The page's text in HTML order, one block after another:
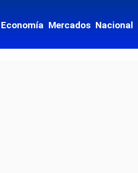
Economía Mercados Nacional
Email
Facebook
Pinterest
Twitter
LinkedIn
global.social-whatsapp